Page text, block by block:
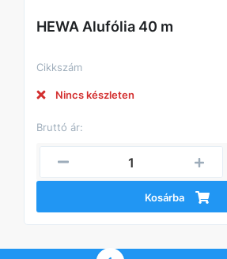
HEWA Alufólia 40 m
Cikkszám
Nincs készleten
Bruttó ár:
Kosárba